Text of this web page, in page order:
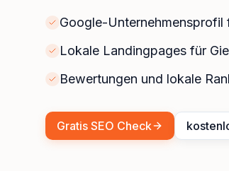
Google-Unternehmensprofil
Lokale Landingpages für
Bewertungen und lokale
Gratis SEO Check